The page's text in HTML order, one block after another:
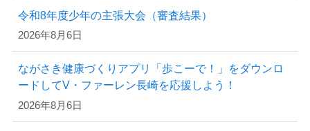
令和8年度少年の主張大会（審査結果）
2026年8月6日
ながさき健康づくりアプリ「歩こーで！」をダウンロ
ードしてV・ファーレン長崎を応援しよう！
2026年8月6日